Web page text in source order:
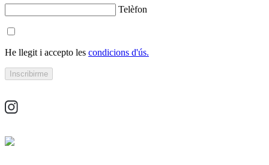
Telèfon
He llegit i accepto les condicions d'ús.